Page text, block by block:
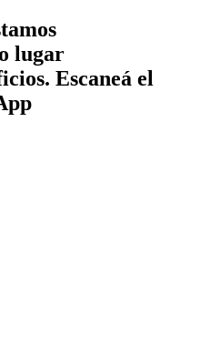
lugar
Escaneá el